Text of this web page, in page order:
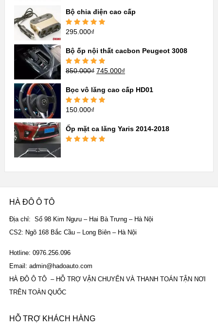
Bộ chia điện cao cấp
Được xếp
295.000₫
Bộ ốp nội thất cacbon Peugeot 3008
Được xếp
850.000₫ 745.000₫
Bọc vô lăng cao cấp HD01
Được xếp
sao
150.000₫
Ốp mặt ca lăng Yaris 2014-2018
HÀ ĐÔ Ô TÔ
Địa chỉ: Số 98 Kim Ngưu – Hai Bà Trưng – Hà Nội
CS2: Ngõ 168 Bắc Cầu – Long Biên – Hà Nội
Hotline: 0976.256.096
Email: admin@hadoauto.com
HÀ ĐÔ Ô TÔ – HỖ TRỢ VẬN CHUYỂN VÀ THANH TOÁN TẬN NƠI
TRÊN TOÀN QUỐC
HỖ TRỢ KHÁCH HÀNG